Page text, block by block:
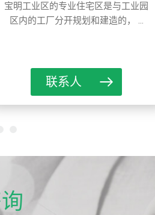
宝明工业区的专业住宅区是与工业园
区内的工厂分开规划和建造的， ...
联系人